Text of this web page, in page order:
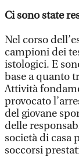
Ci sono state
Nel corso
campioni dei
istologici. E
base a quanto
Attività
provocato
del giovane
delle
società di casa
soccorsi